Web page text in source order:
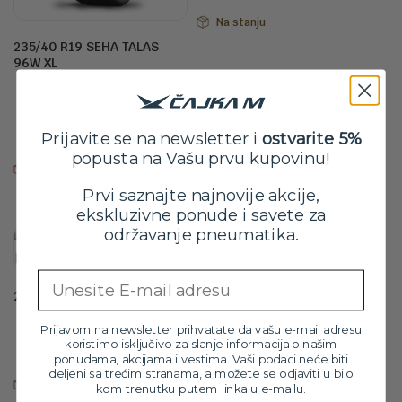
235/40 R19 SEHA TALAS
96W XL
cena
bila:
8,499.00 RSD.
7,699.00RSDcena
7,699.00 RSD.
Proizvod trenutno nije na
zalihama. Molimo vas da nas
na broj: 032/546-10-11
Na stanju
265/55 R19 Continental Conti Win TS 870 P 109H FR
38,799.00
34,899.00RSD
sa PDV-om
Na stanju
Prijavite se na newsletter i ostvarite 5%
popusta na Vašu prvu kupovinu!
Prvi saznajte najnovije akcije,
ekskluzivne ponude i savete za
održavanje pneumatika.
Prijavom na newsletter prihvatate da vašu e-mail adresu
koristimo isključivo za slanje informacija o našim
ponudama, akcijama i vestima. Vaši podaci neće biti
deljeni sa trećim stranama, a možete se odjaviti u bilo
kom trenutku putem linka u e-mailu.